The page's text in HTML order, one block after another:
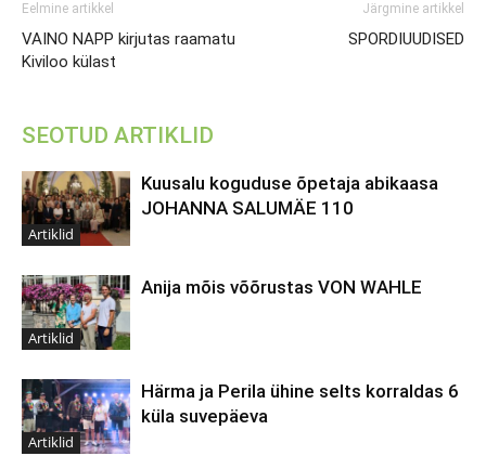
Eelmine artikkel
VAINO NAPP kirjutas raamatu
Kiviloo külast
Järgmine artikkel
SPORDIUUDISED
SEOTUD ARTIKLID
Artiklid
Kuusalu koguduse õpetaja abikaasa
JOHANNA SALUMÄE 110
Artiklid
Anija mõis võõrustas VON WAHLE
Artiklid
Härma ja Perila ühine selts korraldas 6
küla suvepäeva